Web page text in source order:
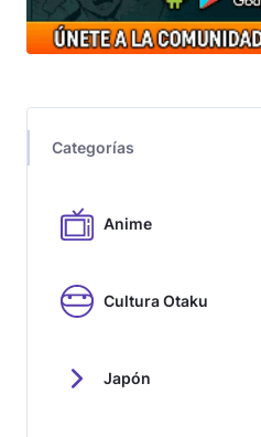
Categorías
Anime
Cultura Otaku
Japón